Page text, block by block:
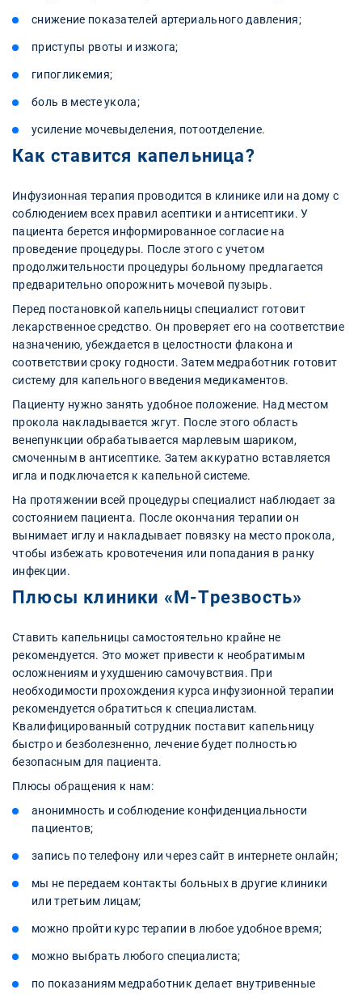
снижение показателей артериального давления;
приступы рвоты и изжога;
гипогликемия;
боль в месте укола;
усиление мочевыделения, потоотделение.
Как ставится капельница?
Инфузионная терапия проводится в клинике или на дому с
соблюдением всех правил асептики и антисептики. У
пациента берется информированное согласие на
проведение процедуры. После этого с учетом
продолжительности процедуры больному предлагается
предварительно опорожнить мочевой пузырь.
Перед постановкой капельницы специалист готовит
лекарственное средство. Он проверяет его на соответствие
назначению, убеждается в целостности флакона и
соответствии сроку годности. Затем медработник готовит
систему для капельного введения медикаментов.
Пациенту нужно занять удобное положение. Над местом
прокола накладывается жгут. После этого область
венепункции обрабатывается марлевым шариком,
смоченным в антисептике. Затем аккуратно вставляется
игла и подключается к капельной системе.
На протяжении всей процедуры специалист наблюдает за
состоянием пациента. После окончания терапии он
вынимает иглу и накладывает повязку на место прокола,
чтобы избежать кровотечения или попадания в ранку
инфекции.
Плюсы клиники «‎М-Трезвость»
Ставить капельницы самостоятельно крайне не
рекомендуется. Это может привести к необратимым
осложнениям и ухудшению самочувствия. При
необходимости прохождения курса инфузионной терапии
рекомендуется обратиться к специалистам.
Квалифицированный сотрудник поставит капельницу
быстро и безболезненно, лечение будет полностью
безопасным для пациента.
Плюсы обращения к нам:
анонимность и соблюдение конфиденциальности
пациентов;
запись по телефону или через сайт в интернете онлайн;
мы не передаем контакты больных в другие клиники
или третьим лицам;
можно пройти курс терапии в любое удобное время;
можно выбрать любого специалиста;
по показаниям медработник делает внутривенные